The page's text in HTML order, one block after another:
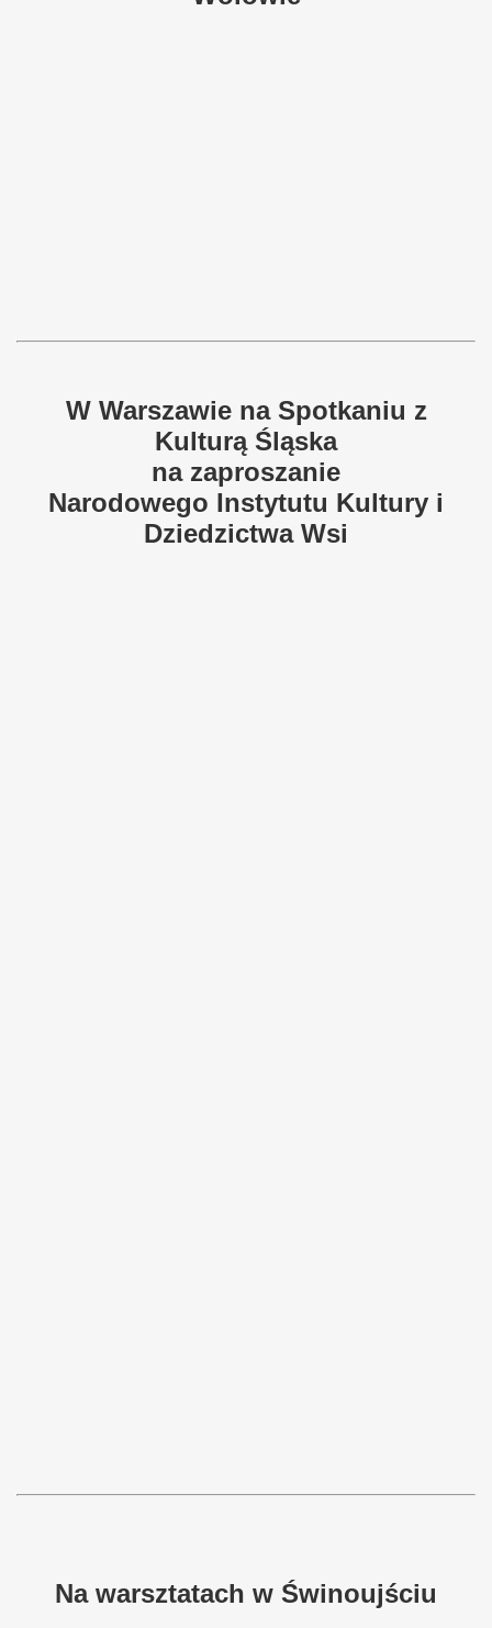
W Warszawie na Spotkaniu z
Kulturą Śląska
na zaproszanie
Narodowego Instytutu Kultury i
Dziedzictwa Wsi
Na warsztatach w Świnoujściu